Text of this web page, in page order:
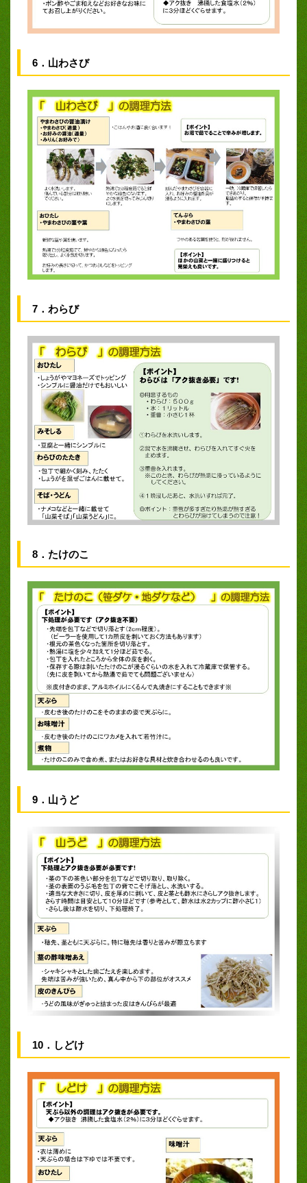
6．山わさび
7．わらび
8．たけのこ
9．山うど
10．しどけ